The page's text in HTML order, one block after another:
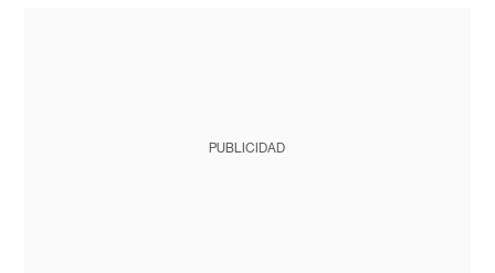
PUBLICIDAD